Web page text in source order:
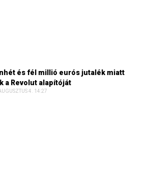
és fél millió eurós jutalék miatt
a Revolut alapítóját
4. 14:27